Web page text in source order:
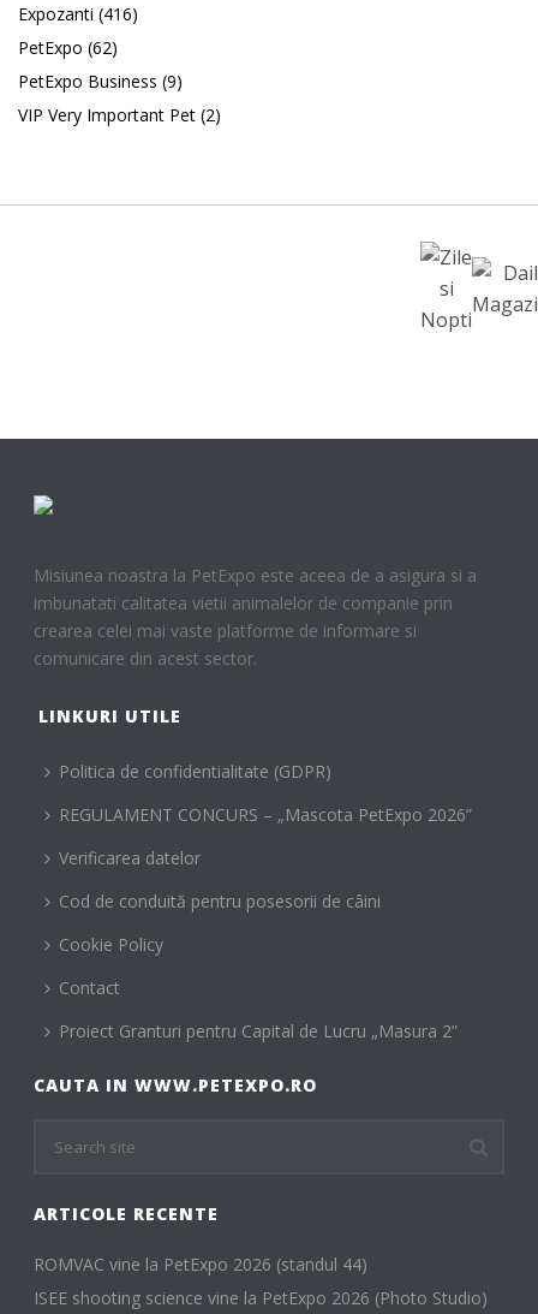
Expozanti (416)
PetExpo (62)
PetExpo Business (9)
VIP Very Important Pet (2)
Misiunea noastra la PetExpo este aceea de a asigura si a
imbunatati calitatea vietii animalelor de companie prin
crearea celei mai vaste platforme de informare si
comunicare din acest sector.
LINKURI UTILE
Politica de confidentialitate (GDPR)
REGULAMENT CONCURS – „Mascota PetExpo 2026”
Verificarea datelor
Cod de conduită pentru posesorii de câini
Cookie Policy
Contact
Proiect Granturi pentru Capital de Lucru „Masura 2”
CAUTA IN WWW.PETEXPO.RO
ARTICOLE RECENTE
ROMVAC vine la PetExpo 2026 (standul 44)
ISEE shooting science vine la PetExpo 2026 (Photo Studio)